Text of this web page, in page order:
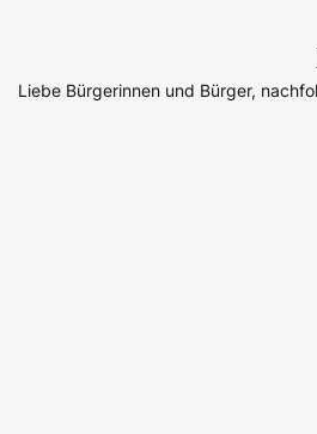
Liebe Bürgerinnen und Bürger,